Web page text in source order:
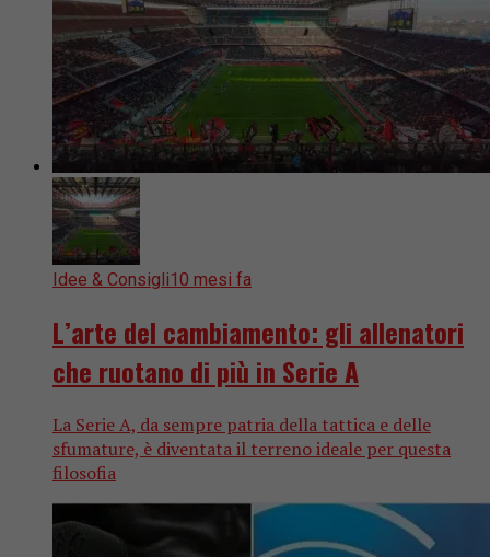
Idee & Consigli10 mesi fa
L’arte del cambiamento: gli allenatori
che ruotano di più in Serie A
La Serie A, da sempre patria della tattica e delle
sfumature, è diventata il terreno ideale per questa
filosofia